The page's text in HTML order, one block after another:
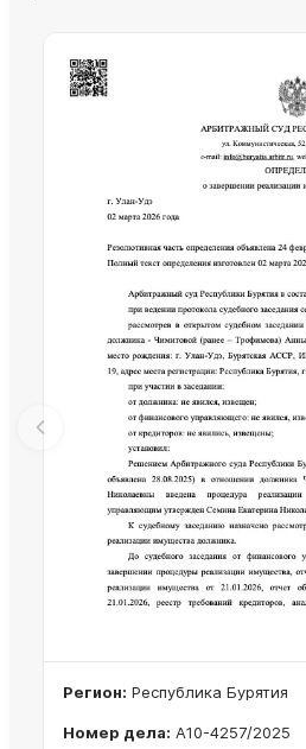
Регион: Республика Бурятия
Номер дела: А10-4257/2025